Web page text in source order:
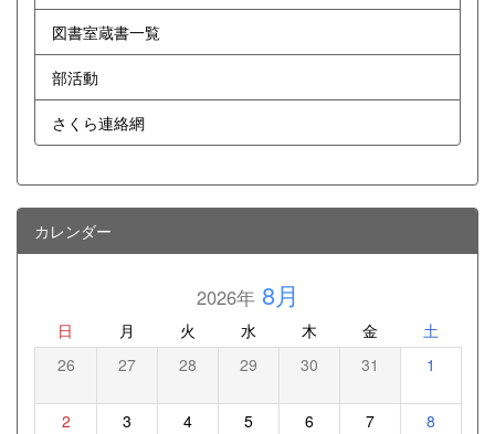
図書室蔵書一覧
部活動
さくら連絡網
カレンダー
2026年8月
日 月 火 水 木 金 土
26 27 28 29 30 31 1
2 3 4 5 6 7 8